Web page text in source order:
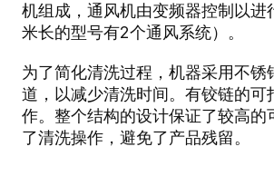
机组成，通风机由变频器控制以进
米长的型号有2个通风系统）。
为了简化清洗过程，机器采用不锈
道，以减少清洗时间。有铰链的可
作。整个结构的设计保证了较高的
了清洗操作，避免了产品残留。